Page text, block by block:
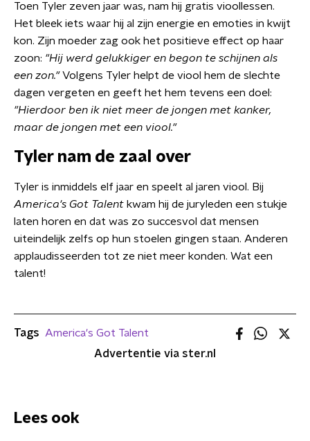
Toen Tyler zeven jaar was, nam hij gratis vioollessen.
Het bleek iets waar hij al zijn energie en emoties in kwijt
kon. Zijn moeder zag ook het positieve effect op haar
zoon: "Hij werd gelukkiger en begon te schijnen als
een zon."Volgens Tyler helpt de viool hem de slechte
dagen vergeten en geeft het hem tevens een doel:
"Hierdoor ben ik niet meer de jongen met kanker,
maar de jongen met een viool."
Tyler nam de zaal over
Tyler is inmiddels elf jaar en speelt al jaren viool. Bij
America's Got Talent kwam hij de juryleden een stukje
laten horen en dat was zo succesvol dat mensen
uiteindelijk zelfs op hun stoelen gingen staan. Anderen
applaudisseerden tot ze niet meer konden. Wat een
talent!
Tags
America's Got Talent
Advertentie via ster.nl
Lees ook